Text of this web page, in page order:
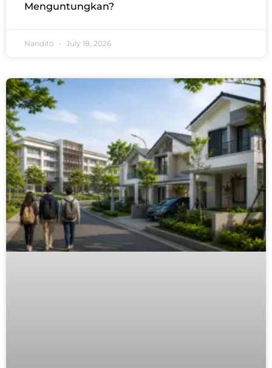
Menguntungkan?
Nandito July 18, 2026